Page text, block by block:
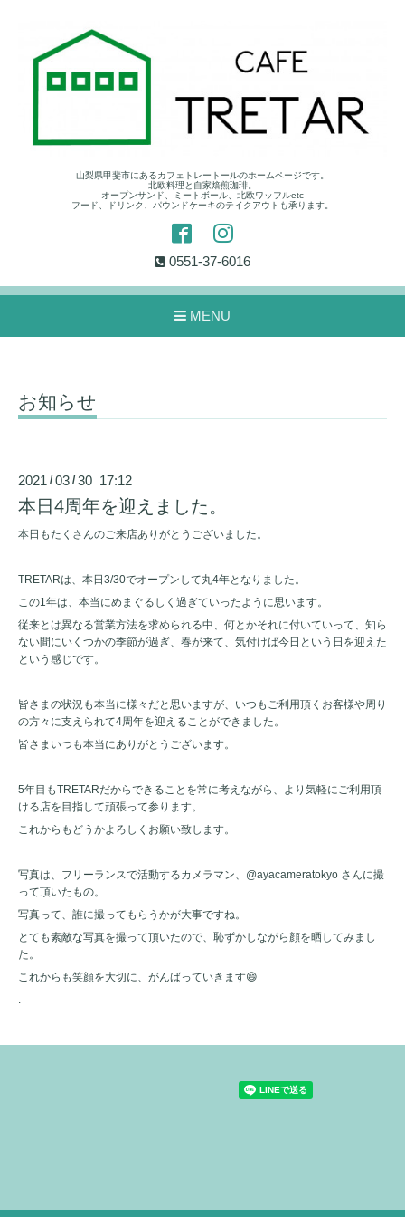
山梨県甲斐市にあるカフェトレートールのホームページです。
北欧料理と自家焙煎珈琲。
オープンサンド、ミートボール、北欧ワッフルetc
フード、ドリンク、パウンドケーキのテイクアウトも承ります。
0551-37-6016
MENU
お知らせ
2021 /03 /30 17:12
本日4周年を迎えました。
本日もたくさんのご来店ありがとうございました。
TRETARは、本日3/30でオープンして丸4年となりました。
この1年は、本当にめまぐるしく過ぎていったように思います。
従来とは異なる営業方法を求められる中、何とかそれに付いていって、知ら
ない間にいくつかの季節が過ぎ、春が来て、気付けば今日という日を迎えた
という感じです。
皆さまの状況も本当に様々だと思いますが、いつもご利用頂くお客様や周り
の方々に支えられて4周年を迎えることができました。
皆さまいつも本当にありがとうございます。
5年目もTRETARだからできることを常に考えながら、より気軽にご利用頂
ける店を目指して頑張って参ります。
これからもどうかよろしくお願い致します。
写真は、フリーランスで活動するカメラマン、@ayacameratokyo さんに撮
って頂いたもの。
写真って、誰に撮ってもらうかが大事ですね。
とても素敵な写真を撮って頂いたので、恥ずかしながら顔を晒してみまし
た。
これからも笑顔を大切に、がんばっていきます😄